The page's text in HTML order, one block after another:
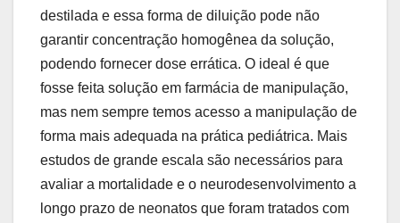
destilada e essa forma de diluição pode não
garantir concentração homogênea da solução,
podendo fornecer dose errática. O ideal é que
fosse feita solução em farmácia de manipulação,
mas nem sempre temos acesso a manipulação de
forma mais adequada na prática pediátrica. Mais
estudos de grande escala são necessários para
avaliar a mortalidade e o neurodesenvolvimento a
longo prazo de neonatos que foram tratados com